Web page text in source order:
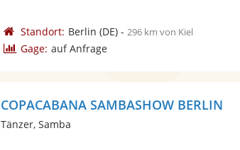
Standort: Berlin (DE)- 296 km von Kiel
Gage: auf Anfrage
COPACABANA SAMBASHOW BERLIN
Tänzer, Samba